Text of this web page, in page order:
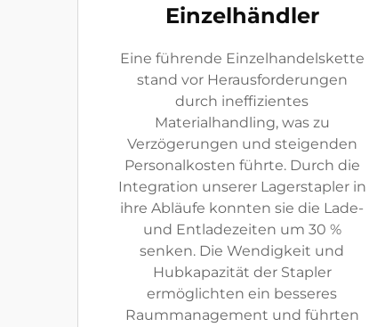
Einzelhändler
Eine führende Einzelhandelskette
stand vor Herausforderungen
durch ineffizientes
Materialhandling, was zu
Verzögerungen und steigenden
Personalkosten führte. Durch die
Integration unserer Lagerstapler in
ihre Abläufe konnten sie die Lade-
und Entladezeiten um 30 %
senken. Die Wendigkeit und
Hubkapazität der Stapler
ermöglichten ein besseres
Raummanagement und führten